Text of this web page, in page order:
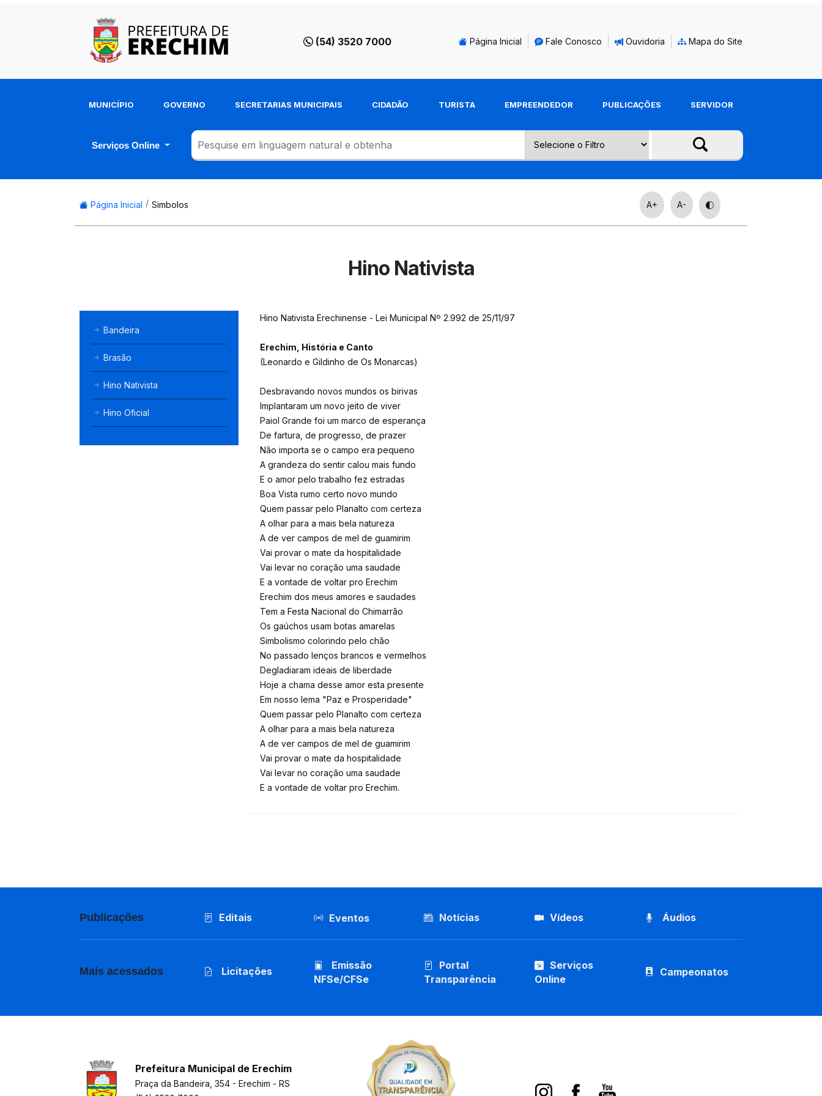
(54) 3520 7000 Página Inicial Fale Conosco Ouvidoria Mapa do Site
MUNICÍPIO GOVERNO SECRETARIAS MUNICIPAIS CIDADÃO TURISTA EMPREENDEDOR PUBLICAÇÕES SERVIDOR
Serviços Online
Página Inicial Simbolos A+ A-
Hino Nativista
Bandeira
Brasão
Hino Nativista
Hino Oficial
Hino Nativista Erechinense - Lei Municipal Nº 2.992 de 25/11/97
Erechim, História e Canto
(Leonardo e Gildinho de Os Monarcas)
Desbravando novos mundos os birivas
Implantaram um novo jeito de viver
Paiol Grande foi um marco de esperança
De fartura, de progresso, de prazer
Não importa se o campo era pequeno
A grandeza do sentir calou mais fundo
E o amor pelo trabalho fez estradas
Boa Vista rumo certo novo mundo
Quem passar pelo Planalto com certeza
A olhar para a mais bela natureza
A de ver campos de mel de guamirim
Vai provar o mate da hospitalidade
Vai levar no coração uma saudade
E a vontade de voltar pro Erechim
Erechim dos meus amores e saudades
Tem a Festa Nacional do Chimarrão
Os gaúchos usam botas amarelas
Simbolismo colorindo pelo chão
No passado lenços brancos e vermelhos
Degladiaram ideais de liberdade
Hoje a chama desse amor esta presente
Em nosso lema "Paz e Prosperidade"
Quem passar pelo Planalto com certeza
A olhar para a mais bela natureza
A de ver campos de mel de guamirim
Vai provar o mate da hospitalidade
Vai levar no coração uma saudade
E a vontade de voltar pro Erechim.
Publicações Editais Eventos Notícias Vídeos Áudios
Mais acessados Licitações
Emissão
NFSe/CFSe
Portal
Transparência
Serviços
Online
Campeonatos
Prefeitura Municipal de Erechim
Praça da Bandeira, 354 - Erechim - RS